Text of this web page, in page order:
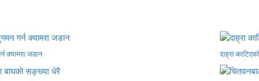
क्यामरा जडान दाह्रा